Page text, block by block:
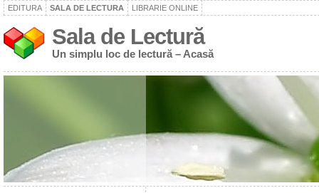
EDITURA SALA DE LECTURA LIBRARIE ONLINE
Sala de Lectură
Un simplu loc de lectură – Acasă